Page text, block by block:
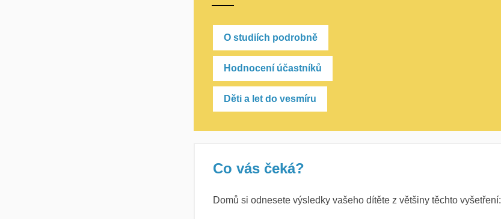
O studiích podrobně
Hodnocení účastníků
Děti a let do vesmíru
Co vás čeká?
Domů si odnesete výsledky vašeho dítěte z většiny těchto vyšetření: